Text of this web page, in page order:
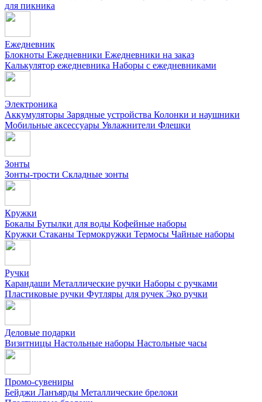
для пикника
Ежедневник
Блокноты Ежедневники Ежедневники на заказ
Калькулятор ежедневника Наборы с ежедневниками
Электроника
Аккумуляторы Зарядные устройства Колонки и наушники
Мобильные аксессуары Увлажнители Флешки
Зонты
Зонты-трости Складные зонты
Кружки
Бокалы Бутылки для воды Кофейные наборы
Кружки Стаканы Термокружки Термосы Чайные наборы
Ручки
Карандаши Металлические ручки Наборы с ручками
Пластиковые ручки Футляры для ручек Эко ручки
Деловые подарки
Визитницы Настольные наборы Настольные часы
Промо-сувениры
Бейджи Ланъярды Металлические брелоки